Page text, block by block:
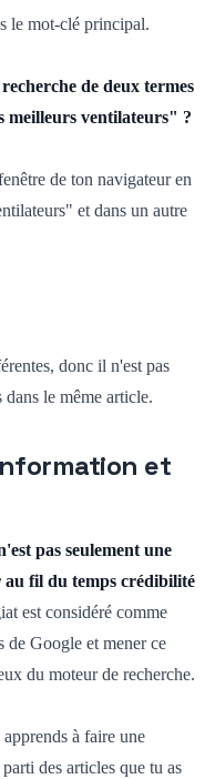
le mot-clé principal.
de deux termes
meilleurs ventilateurs" ?
de ton navigateur en
et dans un autre
donc il n'est pas
dans le même article.
et
pas seulement une
fil du temps crédibilité
est considéré comme
de Google et mener ce
du moteur de recherche.
à faire une
des articles que tu as